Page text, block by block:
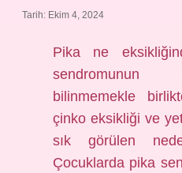
Tarih: Ekim 4, 2024
Pika ne
bilinmemekle
çinko eksikliği ve
sık görülen
Çocuklarda pika